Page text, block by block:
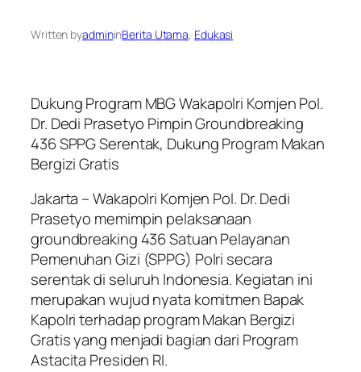
Written byadmininBerita Utama, Edukasi
Dukung Program MBG Wakapolri Komjen Pol.
Dr. Dedi Prasetyo Pimpin Groundbreaking
436 SPPG Serentak, Dukung Program Makan
Bergizi Gratis
Jakarta – Wakapolri Komjen Pol. Dr. Dedi
Prasetyo memimpin pelaksanaan
groundbreaking 436 Satuan Pelayanan
Pemenuhan Gizi (SPPG) Polri secara
serentak di seluruh Indonesia. Kegiatan ini
merupakan wujud nyata komitmen Bapak
Kapolri terhadap program Makan Bergizi
Gratis yang menjadi bagian dari Program
Astacita Presiden RI.